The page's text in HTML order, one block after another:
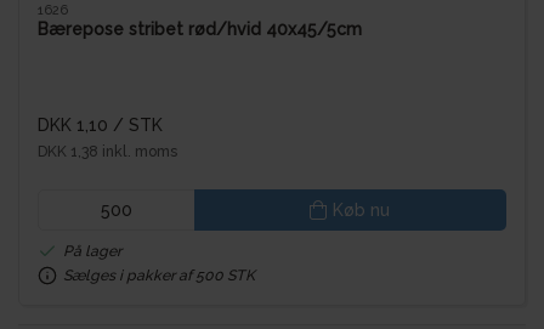
1626
Bærepose stribet rød/hvid 40x45/5cm
DKK 1,10 / STK
DKK 1,38 inkl. moms
Køb nu
På lager
Sælges i pakker af 500 STK